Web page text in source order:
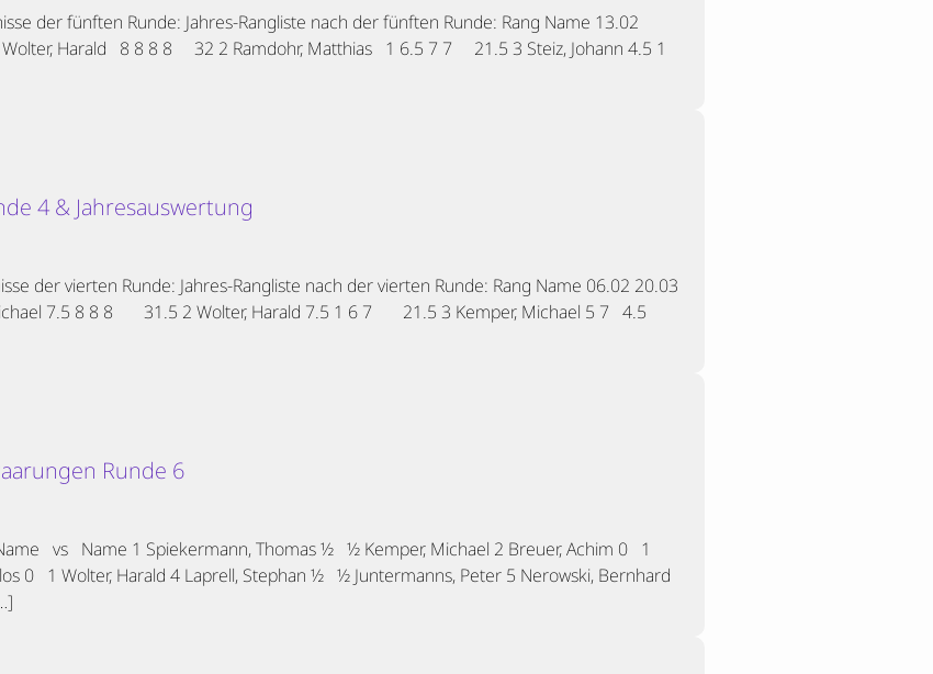
der fünften Runde: Jahres-Rangliste nach der fünften Runde: Rang Name 13.02
Harald 8 8 8 8 32 2 Ramdohr, Matthias 1 6.5 7 7 21.5 3 Steiz, Johann 4.5 1
4 & Jahresauswertung
der vierten Runde: Jahres-Rangliste nach der vierten Runde: Rang Name 06.02 20.03
7.5 8 8 8 31.5 2 Wolter, Harald 7.5 1 6 7 21.5 3 Kemper, Michael 5 7 4.5
Runde 6
vs Name 1 Spiekermann, Thomas ½ ½ Kemper, Michael 2 Breuer, Achim 0 1
0 1 Wolter, Harald 4 Laprell, Stephan ½ ½ Juntermanns, Peter 5 Nerowski, Bernhard